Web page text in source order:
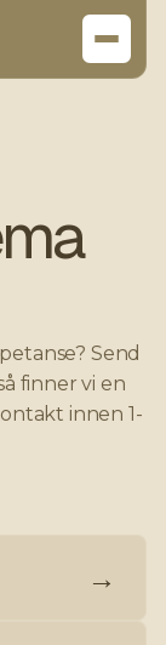
Send
finner vi en
innen 1-
→